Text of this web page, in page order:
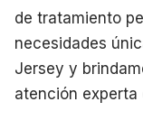
de tratamiento
necesidades
Jersey y
atención experta